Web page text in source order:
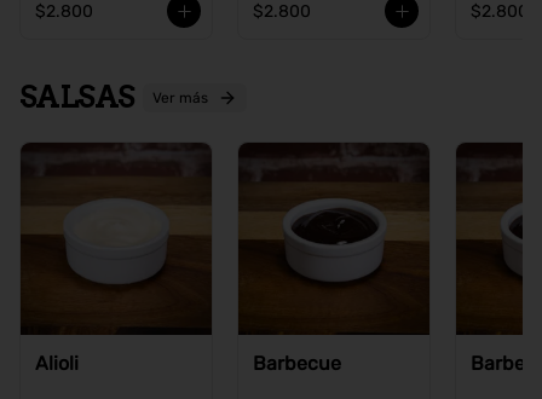
$2.800 $2.800 $2.800
SALSAS Ver más
Alioli Barbecue